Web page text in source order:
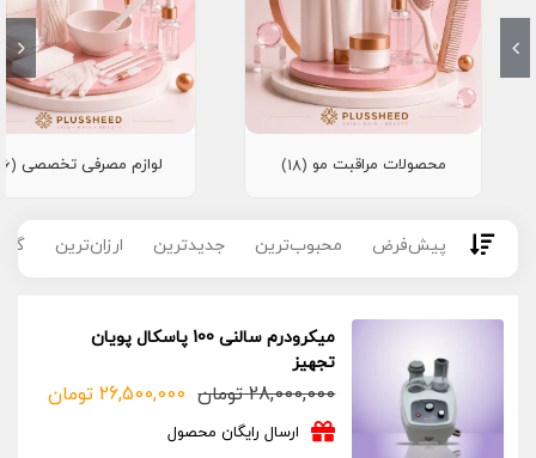
محصولات مراقبت مو (18) لوازم مصرفی تخصصی (16)
پیش‌فرض محبوب‌ترین جدیدترین ارزان‌ترین
میکرودرم سالنی 100 پاسکال پویان
تجهیز
28,000,000 تومان
قیمت
اصلی:
26,500,000 تومان
قیمت
فعلی:ارسال رایگان محصول